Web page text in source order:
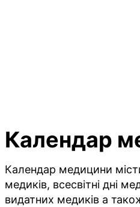
Календар
Календар медицини
медиків, всесвітні дні
видатних медиків а